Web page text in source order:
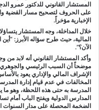
المستشار القانوني للدكتور عمرو
على الحروف لتصحيح مسار القضية
الإخبارية مؤخراً.
خلال المداخلة، وجه المستشار
الآن؟”.
وأكد المستشار القانوني أنه لابد
موضحاً أن السبب الرئيسي والجوهري
الإشراف المالي والإداري يعود
المخالفات في عدم قيام إدارة
المدرسة به حتى هذه اللحظة، وهو ما
المدارس الدولية ويفتح الباب
الضخمة المحصلة على مدار السنوات